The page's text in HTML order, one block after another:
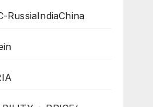
RussiaIndiaChina